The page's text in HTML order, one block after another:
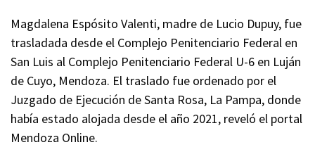
Magdalena Espósito Valenti, madre de Lucio Dupuy, fue
trasladada desde el Complejo Penitenciario Federal en
San Luis al Complejo Penitenciario Federal U-6 en Luján
de Cuyo, Mendoza. El traslado fue ordenado por el
Juzgado de Ejecución de Santa Rosa, La Pampa, donde
había estado alojada desde el año 2021, reveló el portal
Mendoza Online.